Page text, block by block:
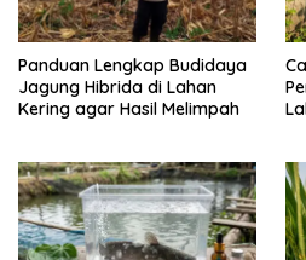
Panduan Lengkap Budidaya
Jagung Hibrida di Lahan
Kering agar Hasil Melimpah